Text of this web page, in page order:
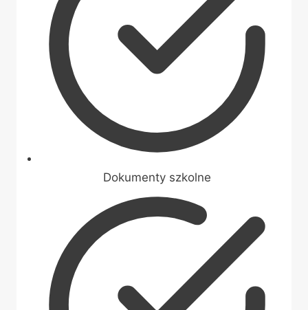
Dokumenty szkolne